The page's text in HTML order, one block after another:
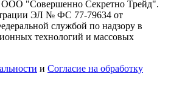
ООО "Совершенно Секретно Трейд".
ЭЛ № ФС 77-79634 от
службой по надзору в
технологий и массовых
и Согласие на обработку